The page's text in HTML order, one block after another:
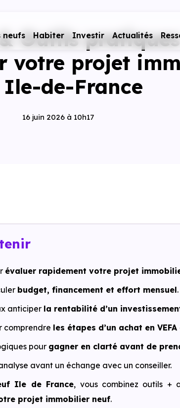
neufs Habiter Investir Actualités
& Outils
votre projet
Ile-de-France
16 juin 2026 à 10h17
évaluer rapidement votre projet
budget, financement et effort mensuel.
anticiper la rentabilité d’un
comprendre les étapes d’un achat en
pour gagner en clarté avant de
avant un échange avec un conseiller.
Ile de France, vous combinez outils +
projet immobilier neuf.